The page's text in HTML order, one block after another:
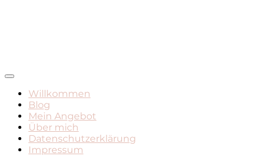
Mami Mara – Der Mama
Blog
Willkommen
Blog
Mein Angebot
Über mich
Datenschutzerklärung
Impressum